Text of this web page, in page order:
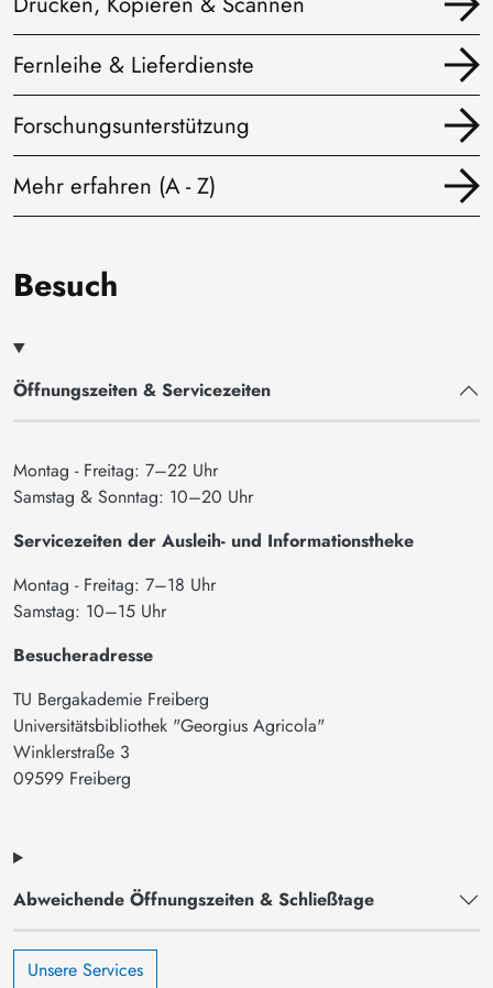
Fernleihe & Lieferdienste
Forschungsunterstützung
Mehr erfahren (A - Z)
Besuch
Öffnungszeiten & Servicezeiten
Montag - Freitag: 7–22 Uhr
Samstag & Sonntag: 10–20 Uhr
Servicezeiten der Ausleih- und Informationstheke
Montag - Freitag: 7–18 Uhr
Samstag: 10–15 Uhr
Besucheradresse
TU Bergakademie Freiberg
Universitätsbibliothek "Georgius Agricola"
Winklerstraße 3
09599 Freiberg
Abweichende Öffnungszeiten & Schließtage
Unsere Services